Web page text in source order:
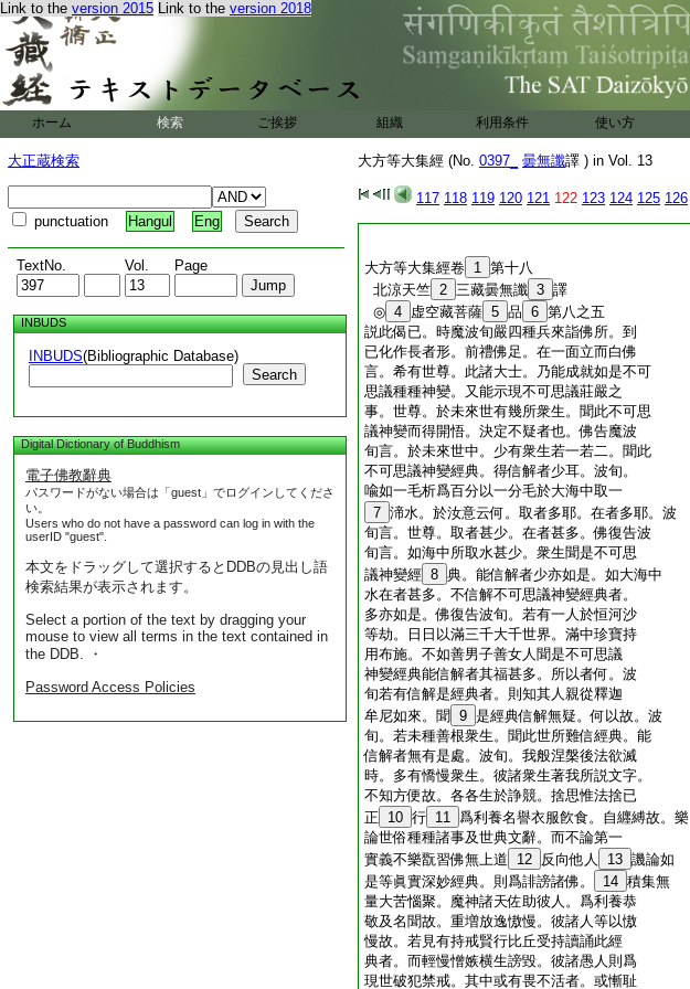
Link to the version 2015 Link to the version 2018
ホーム 検索 ご挨拶 組織 利用条件 使い方
大正蔵検索
punctuation Hangul Eng
TextNo. Vol. Page
INBUDS
INBUDS(Bibliographic Database)
Search
Digital Dictionary of Buddhism
電子佛教辭典
パスワードがない場合は「guest」でログインしてくださ
い。
Users who do not have a password can log in with the
userID "guest".
本文をドラッグして選択するとDDBの見出し語
検索結果が表示されます。
Select a portion of the text by dragging your
mouse to view all terms in the text contained in
the DDB. ・
Password Access Policies
大方等大集經 (No. 0397_ 曇無讖譯 ) in Vol. 13
117 118 119 120 121 122 123 124 125 126
如日無翳能普照 能令衆華得開敷
佛智慧光照長流 諸子得悟亦如是
如風無礙山不動 淨如虚空照如日
佛子放光雨甘露 是故我禮佛及子
大千海水尚可量 十方虚空猶可
15
渉
諸衆生心尚可同 世尊功徳不可盡 16 ◎
大方等大集經卷
17 第十七
大方等大集經卷 1 第十八
北涼天竺 2 三藏曇無讖 3 譯
◎ 4 虚空藏菩薩 5 品 6 第八之五
説此偈已。時魔波旬嚴四種兵來詣佛所。到
已化作長者形。前禮佛足。在一面立而白佛
言。希有世尊。此諸大士。乃能成就如是不可
思議種種神變。又能示現不可思議莊嚴之
事。世尊。於未來世有幾所衆生。聞此不可思
議神變而得開悟。決定不疑者也。佛告魔波
旬言。於未來世中。少有衆生若一若二。聞此
不可思議神變經典。得信解者少耳。波旬。
喩如一毛析爲百分以一分毛於大海中取一
7 渧水。於汝意云何。取者多耶。在者多耶。波
旬言。世尊。取者甚少。在者甚多。佛復告波
旬言。如海中所取水甚少。衆生聞是不可思
議神變經 8 典。能信解者少亦如是。如大海中
水在者甚多。不信解不可思議神變經典者。
多亦如是。佛復告波旬。若有一人於恒河沙
等劫。日日以滿三千大千世界。滿中珍寶持
用布施。不如善男子善女人聞是不可思議
神變經典能信解者其福甚多。所以者何。波
旬若有信解是經典者。則知其人親從釋迦
牟尼如來。聞 9 是經典信解無疑。何以故。波
旬。若未種善根衆生。聞此世所難信經典。能
信解者無有是處。波旬。我般涅槃後法欲滅
時。多有憍慢衆生。彼諸衆生著我所説文字。
不知方便故。各各生於諍競。捨思惟法捨已
正
10 行 11 爲利養名譽衣服飮食。自纒縛故。樂
論世俗種種諸事及世典文辭。而不論第一
實義不樂翫習佛無上道
12 反向他人 13 譏論如
是等眞實深妙經典。則爲誹謗諸佛。
14 積集無
量大苦惱聚。魔神諸天佐助彼人。爲利養恭
敬及名聞故。重増放逸慠慢。彼諸人等以慠
慢故。若見有持戒賢行比丘受持讀誦此經
典者。而輕慢憎嫉横生謗毀。彼諸愚人則爲
現世破犯禁戒。其中或有畏不活者。或慚耻